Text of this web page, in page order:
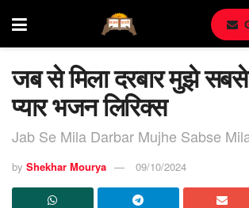
जब से मिला दरबार मुझे सबसे
प्यार भजन लिरिक्स
Jab Se Mila Darbar Mujhe Sabse
by Shekhar Mourya 09/10/2024